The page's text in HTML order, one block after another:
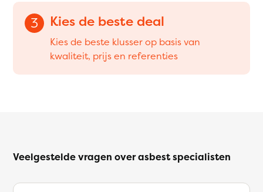
3 Kies de beste deal
Kies de beste klusser op basis van
kwaliteit, prijs en referenties
Veelgestelde vragen over asbest specialisten